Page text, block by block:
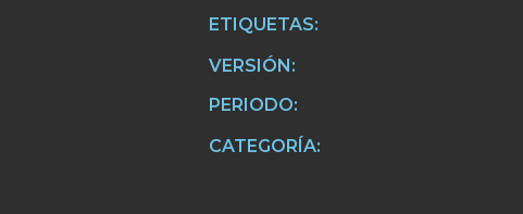
ETIQUETAS:
VERSIÓN:
PERIODO:
CATEGORÍA: